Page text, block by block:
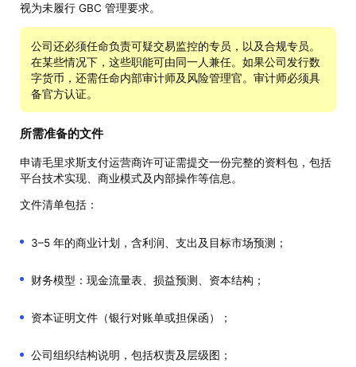
视为未履行 GBC 管理要求。
公司还必须任命负责可疑交易监控的专员，以及合规专员。
在某些情况下，这些职能可由同一人兼任。如果公司发行数
字货币，还需任命内部审计师及风险管理官。审计师必须具
备官方认证。
所需准备的文件
申请毛里求斯支付运营商许可证需提交一份完整的资料包，包括
平台技术实现、商业模式及内部操作等信息。
文件清单包括：
3–5 年的商业计划，含利润、支出及目标市场预测；
财务模型：现金流量表、损益预测、资本结构；
资本证明文件（银行对账单或担保函）；
公司组织结构说明，包括权责及层级图；